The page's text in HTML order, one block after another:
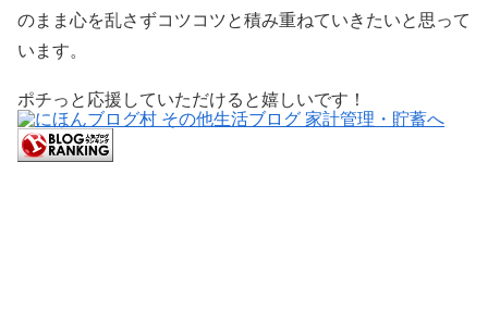
のまま心を乱さずコツコツと積み重ねていきたいと思って
います。
ポチっと応援していただけると嬉しいです！